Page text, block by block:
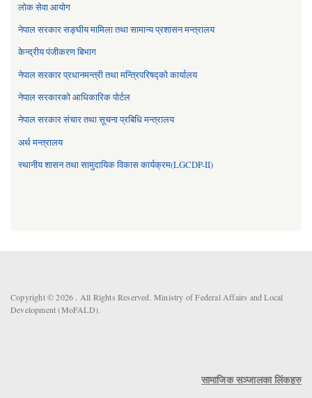
लोक सेवा आयोग
नेपाल सरकार सङ्घीय मामिला तथा सामान्य प्रशासन मन्त्रालय
केन्द्रीय पंजीकरण बिभाग
नेपाल सरकार प्रधानमन्त्री तथा मन्त्रिपरिषद्को कार्यालय
नेपाल सरकारको आधिकारिक पोर्टल
नेपाल सरकार संचार तथा सूचना प्रबिधि मन्त्रालय
अर्थ मन्त्रालय
स्थानीय शासन तथा सामुदायिक विकास कार्यक्रम(LGCDP-II)
Copyright © 2026 . All Rights Reserved. Ministry of Federal Affairs and Local
Development (MoFALD).
सामाजिक सञ्जालका लिंकहरु